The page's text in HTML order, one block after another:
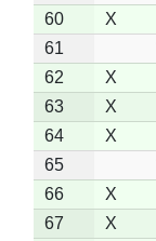
60
X
61
62
X
63
X
64
X
65
66
X
67
X